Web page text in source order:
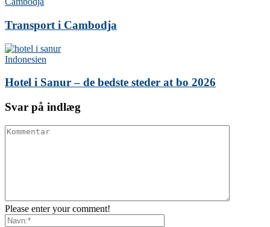
Transport i Cambodja
Indonesien
Hotel i Sanur – de bedste steder at bo 2026
Svar på indlæg
Please enter your comment!